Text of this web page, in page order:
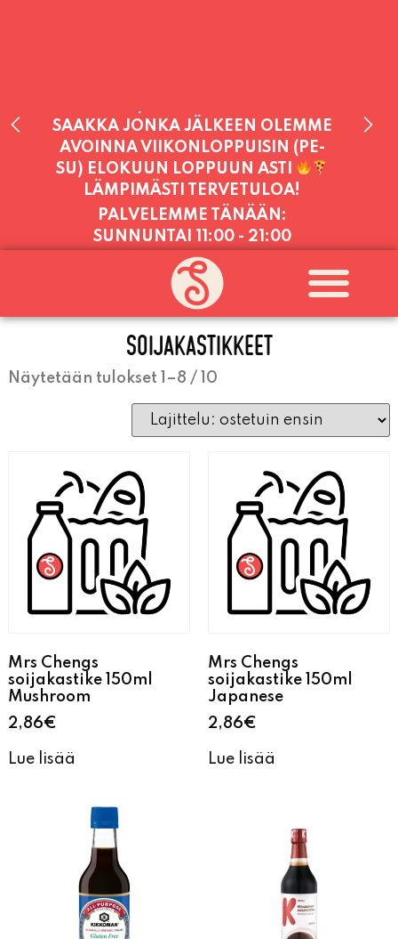
PALVELEMME TÄNÄÄN:
SUNNUNTAI11:00 - 21:00
PALVELEMME PÄIVITTÄIN (MA-SU
KLO 11-21) SUNNUNTAIHIN 16.8.
SAAKKA JONKA JÄLKEEN OLEMME
AVOINNA VIIKONLOPPUISIN (PE-
SU) ELOKUUN LOPPUUN ASTI
LÄMPIMÄSTI TERVETULOA!
SOIJAKASTIKKEET
Näytetään tulokset 1–8 / 10
Mrs Chengs
soijakastike 150ml
2,86€
Lue lisää
Mrs Chengs
soijakastike 150ml
2,86€
Lue lisää